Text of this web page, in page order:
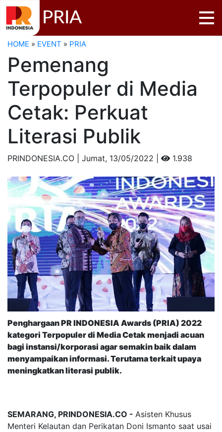
PRIA
HOME » EVENT » PRIA
Pemenang
Terpopuler di Media
Cetak: Perkuat
Literasi Publik
PRINDONESIA.CO | Jumat, 13/05/2022 | 1.938
Penghargaan PR INDONESIA Awards (PRIA) 2022
kategori Terpopuler di Media Cetak menjadi acuan
bagi instansi/korporasi agar semakin baik dalam
menyampaikan informasi. Terutama terkait upaya
meningkatkan literasi publik.
SEMARANG, PRINDONESIA.CO - Asisten Khusus
Menteri Kelautan dan Perikatan Doni Ismanto saat usai